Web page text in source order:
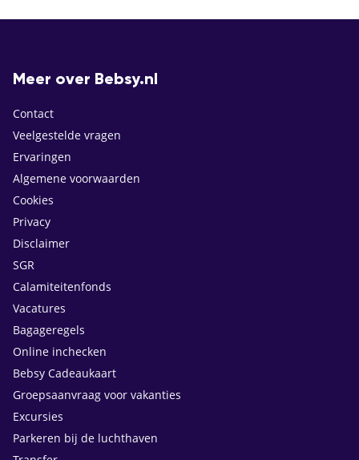
Meer over Bebsy.nl
Contact
Veelgestelde vragen
Ervaringen
Algemene voorwaarden
Cookies
Privacy
Disclaimer
SGR
Calamiteitenfonds
Vacatures
Bagageregels
Online inchecken
Bebsy Cadeaukaart
Groepsaanvraag voor vakanties
Excursies
Parkeren bij de luchthaven